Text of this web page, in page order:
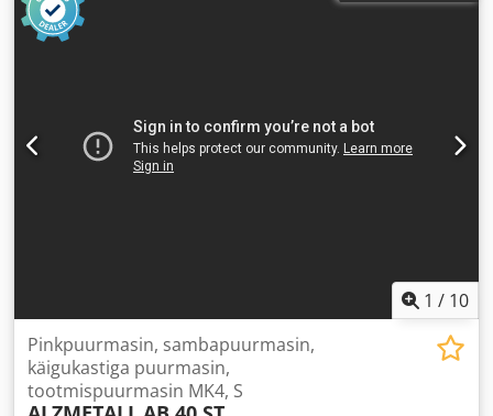
1 / 10
Pinkpuurmasin, sambapuurmasin,
käigukastiga puurmasin,
tootmispuurmasin MK4, S